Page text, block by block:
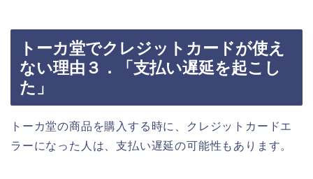
トーカ堂でクレジットカードが使え
ない理由３．「支払い遅延を起こし
た」
トーカ堂の商品を購入する時に、クレジットカードエ
ラーになった人は、支払い遅延の可能性もあります。